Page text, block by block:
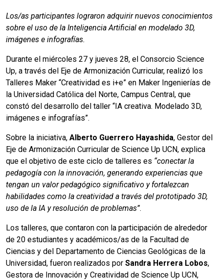
Los/as participantes lograron adquirir nuevos conocimientos
sobre el uso de la Inteligencia Artificial en modelado 3D,
imágenes e infografías.
Durante el miércoles 27 y jueves 28, el Consorcio Science
Up, a través del Eje de Armonización Curricular, realizó los
Talleres Maker “Creatividad es i+e” en Maker Ingenierías de
la Universidad Católica del Norte, Campus Central, que
constó del desarrollo del taller “IA creativa. Modelado 3D,
imágenes e infografías”.
Sobre la iniciativa, Alberto Guerrero Hayashida, Gestor del
Eje de Armonización Curricular de Science Up UCN, explica
que el objetivo de este ciclo de talleres es “conectar la
pedagogía con la innovación, generando experiencias que
tengan un valor pedagógico significativo y fortalezcan
habilidades como la creatividad a través del prototipado 3D,
uso de la IA y resolución de problemas”.
Los talleres, que contaron con la participación de alrededor
de 20 estudiantes y académicos/as de la Facultad de
Ciencias y del Departamento de Ciencias Geológicas de la
Universidad, fueron realizados por Sandra Herrera Lobos,
Gestora de Innovación y Creatividad de Science Up UCN,